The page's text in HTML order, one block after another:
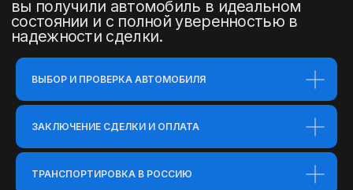
ВЫБОР И ПРОВЕРКА АВТОМОБИЛЯ
ЗАКЛЮЧЕНИЕ СДЕЛКИ И ОПЛАТА
ТРАНСПОРТИРОВКА В РОССИЮ